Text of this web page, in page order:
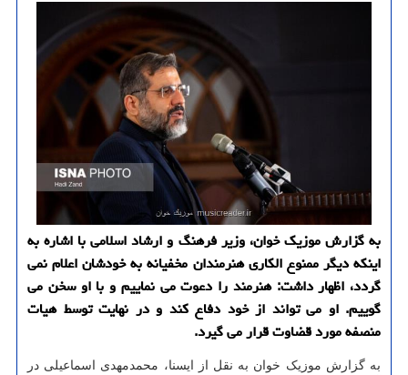
به گزارش موزیک خوان، وزیر فرهنگ و ارشاد اسلامی با اشاره به
اینکه دیگر ممنوع الکاری هنرمندان مخفیانه به خودشان اعلام نمی
گردد، اظهار داشت: هنرمند را دعوت می نماییم و با او سخن می
گوییم. او می تواند از خود دفاع کند و در نهایت توسط هیات
منصفه مورد قضاوت قرار می گیرد.
به گزارش موزیک خوان به نقل از ایسنا، محمدمهدی اسماعیلی در